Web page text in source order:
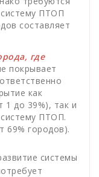
ПТОП
составляет
где
покрывает
как
1 до 39%), так и
ПТОП.
69% городов).
системы